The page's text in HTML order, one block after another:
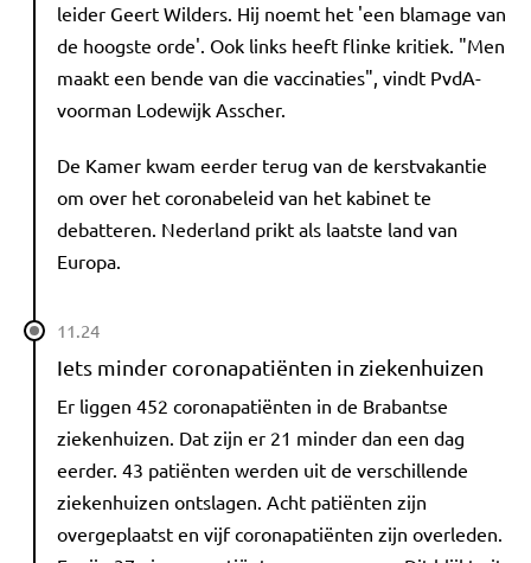
leider Geert Wilders. Hij noemt het 'een blamage van
de hoogste orde'. Ook links heeft flinke kritiek. "Men
maakt een bende van die vaccinaties", vindt PvdA-
voorman Lodewijk Asscher.
De Kamer kwam eerder terug van de kerstvakantie
om over het coronabeleid van het kabinet te
debatteren. Nederland prikt als laatste land van
Europa.
11.24
Iets minder coronapatiënten in ziekenhuizen
Er liggen 452 coronapatiënten in de Brabantse
ziekenhuizen. Dat zijn er 21 minder dan een dag
eerder. 43 patiënten werden uit de verschillende
ziekenhuizen ontslagen. Acht patiënten zijn
overgeplaatst en vijf coronapatiënten zijn overleden.